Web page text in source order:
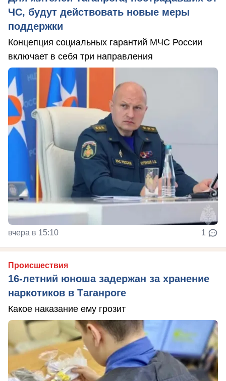
ЧС, будут действовать новые меры
поддержки
Концепция социальных гарантий МЧС России
включает в себя три направления
вчера в 15:10 1
Происшествия
16-летний юноша задержан за хранение
наркотиков в Таганроге
Какое наказание ему грозит